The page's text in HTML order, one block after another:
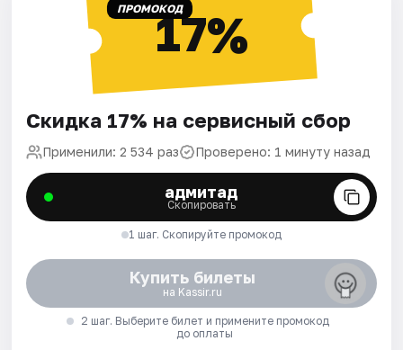
ПРОМОКОД17%
Скидка 17% на сервисный сбор
Применили: 2 534 раз Проверено: 1 минуту назад
адмитад
Скопировать
1 шаг. Скопируйте промокод
Купить билеты
на Kassir.ru
2 шаг. Выберите билет и примените промокод
до оплаты